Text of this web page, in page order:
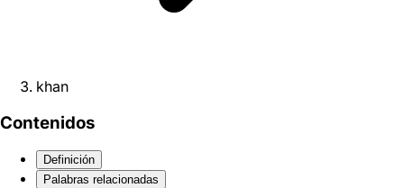
khan
Contenidos
Definición
Palabras relacionadas